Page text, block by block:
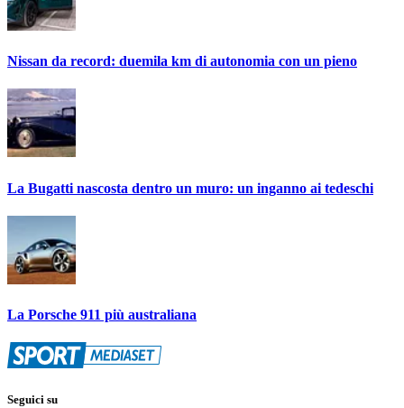
Nissan da record: duemila km di autonomia con un pieno
La Bugatti nascosta dentro un muro: un inganno ai tedeschi
La Porsche 911 più australiana
Seguici su